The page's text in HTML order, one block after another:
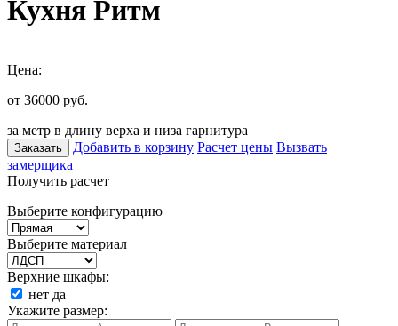
Кухня Ритм
Цена:
от 36000 руб.
за метр в длину верха и низа гарнитура
Заказать Добавить в корзину Расчет цены Вызвать
замерщика
Получить расчет
Выберите конфигурацию
Выберите материал
Верхние шкафы:
нет да
Укажите размер: